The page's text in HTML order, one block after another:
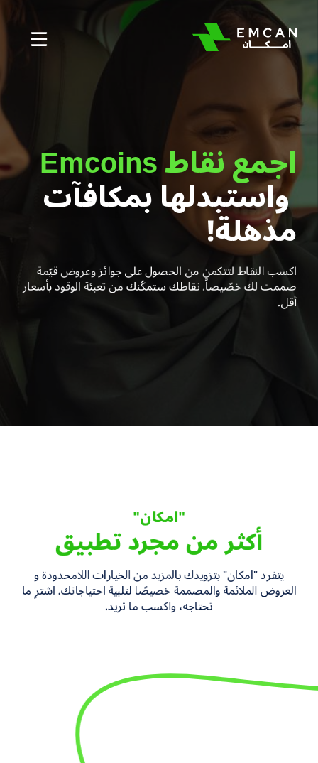
Menu
اجمع نقاط Emcoins
واستبدلها بمكافآت
مذهلة!
اكسب النقاط لتتكمن من الحصول على جوائز وعروض قيّمة
صممت لك خصّيصاً. نقاطك ستمكّنك من تعبئة الوقود بأسعار
أقل.
"امكان"
أكثرمنمجردتطبيق
يتفرد "امكان" بتزويدك بالمزيد من الخيارات اللامحدودة و
العروض الملائمة والمصممة خصيصًا لتلبية احتياجاتك. اشترِ ما
تحتاجه، واكسب ما تريد.